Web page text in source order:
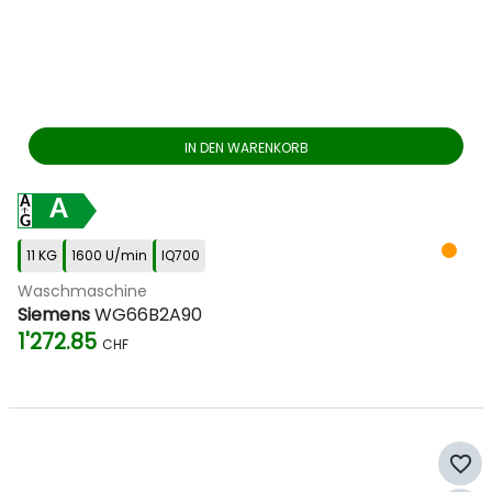
IN DEN WARENKORB
A
11 KG 1600 U/min IQ700
Waschmaschine
SiemensWG66B2A90
1'272.85 CHF
favorite_border